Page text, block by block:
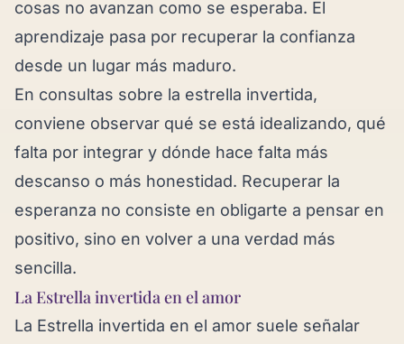
cosas no avanzan como se esperaba. El
aprendizaje pasa por recuperar la confianza
desde un lugar más maduro.
En consultas sobre la estrella invertida,
conviene observar qué se está idealizando, qué
falta por integrar y dónde hace falta más
descanso o más honestidad. Recuperar la
esperanza no consiste en obligarte a pensar en
positivo, sino en volver a una verdad más
sencilla.
La Estrella invertida en el amor
La Estrella invertida en el amor suele señalar